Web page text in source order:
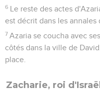
6 Le reste des actes
est décrit dans les annales
7 Azaria se coucha avec
côtés dans la ville de
place.
Zacharie, roi